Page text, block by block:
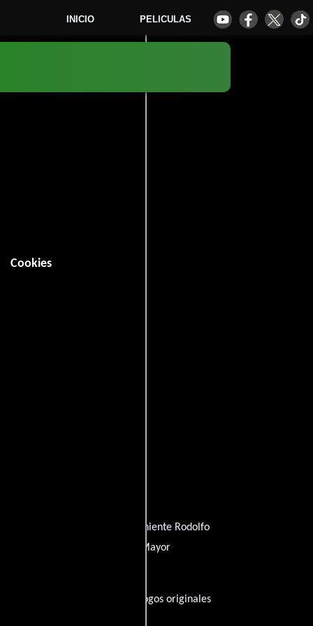
INICIO PELICULAS
Cookies
(90 minutos).
quien interpreta a Teniente Rodolfo
personificando a Mayor
esta película tiene diálogos originales